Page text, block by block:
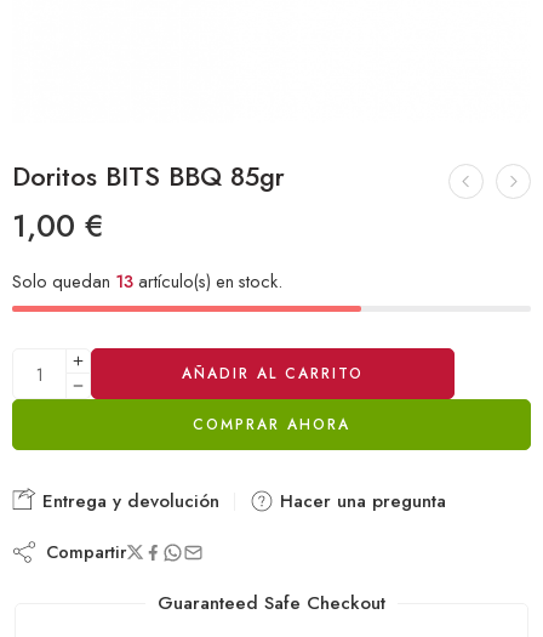
Doritos BITS BBQ 85gr
1,00 €
Solo quedan 13artículo(s) en stock.
AÑADIR AL CARRITO
COMPRAR AHORA
Alternative:
Entrega y devolución Hacer una pregunta
Compartir
Guaranteed Safe Checkout